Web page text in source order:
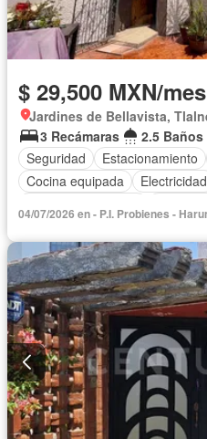
$ 29,500 MXN/mes
Jardines de Bellavista,
3 Recámaras
2.5 Baños
Seguridad
Estacionamiento
Cocina equipada
Electricidad
Caseta
Completamente amueblado
04/07/2026 en - P.I. Probienes -